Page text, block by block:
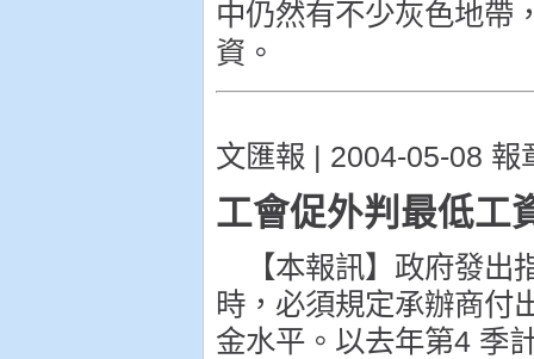
中仍然有不少灰色地帶
資。
文匯報 | 2004-05-08 報
工會促外判最低工
【本報訊】政府發出
時，必須規定承辦商付
金水平。以去年第4 季